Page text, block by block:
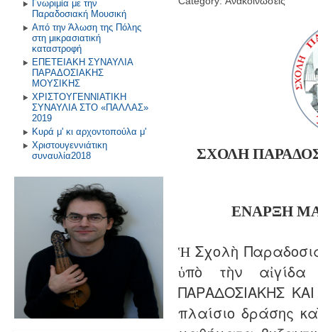
Γνωριμία με την
Παραδοσιακή Μουσική
Από την Άλωση της Πόλης
στη μικρασιατική
καταστροφή
ΕΠΕΤΕΙΑΚΗ ΣΥΝΑΥΛΙΑ
ΠΑΡΑΔΟΣΙΑΚΗΣ
ΜΟΥΣΙΚΗΣ
ΧΡΙΣΤΟΥΓΕΝΝΙΑΤΙΚΗ
ΣΥΝΑΥΛΙΑ ΣΤΟ «ΠΑΛΛΑΣ»
2019
Κυρά μ' κι αρχοντοπούλα μ'
Χριστουγεννιάτικη
συναυλία2018
ΣΧΟΛΗ
ΕΝΑΡΞΗ
Ἡ Σχολὴ
ὑπὸ τὴν αἰγίδα
ΠΑΡΑΔΟΣΙΑΚΗΣ
πλαίσιο δράσης